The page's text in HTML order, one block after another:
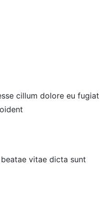
cillum dolore eu fugiat
vitae dicta sunt